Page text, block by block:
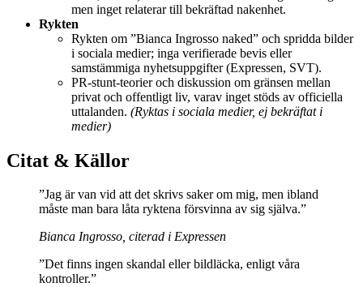
men inget relaterar till bekräftad nakenhet.
Rykten
Rykten om ”Bianca Ingrosso naked” och spridda bilder
i sociala medier; inga verifierade bevis eller
samstämmiga nyhetsuppgifter (Expressen, SVT).
PR-stunt-teorier och diskussion om gränsen mellan
privat och offentligt liv, varav inget stöds av officiella
uttalanden. (Ryktas i sociala medier, ej bekräftat i
medier)
Citat & Källor
”Jag är van vid att det skrivs saker om mig, men ibland
måste man bara låta ryktena försvinna av sig själva.”
Bianca Ingrosso, citerad i Expressen
”Det finns ingen skandal eller bildläcka, enligt våra
kontroller.”